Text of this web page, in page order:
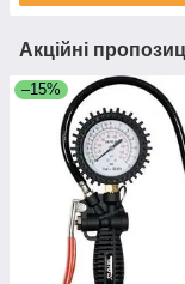
Акційні
–15%